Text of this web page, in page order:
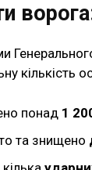
кількість
понад 1
та знищено